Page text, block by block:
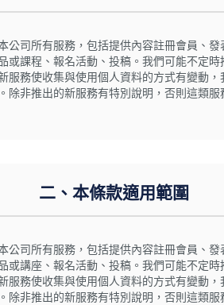
公司所有服務，包括提供內容註冊會員、發
或課程、報名活動、投稿。我們可能不定時
服務使收集與使用個人資料的方式有變動，
除非推出的新服務有特別說明，否則這類服
二、本條款適用範圍
公司所有服務，包括提供內容註冊會員、發
或講座、報名活動、投稿。我們可能不定時
服務使收集與使用個人資料的方式有變動，
除非推出的新服務有特別說明，否則這類服